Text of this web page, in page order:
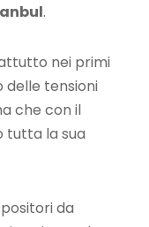
.
nei primi
delle tensioni
che con il
tutta la sua
da